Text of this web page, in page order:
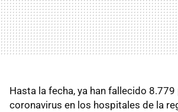
Hasta la fecha, ya han fallecido
coronavirus en los hospitales de la